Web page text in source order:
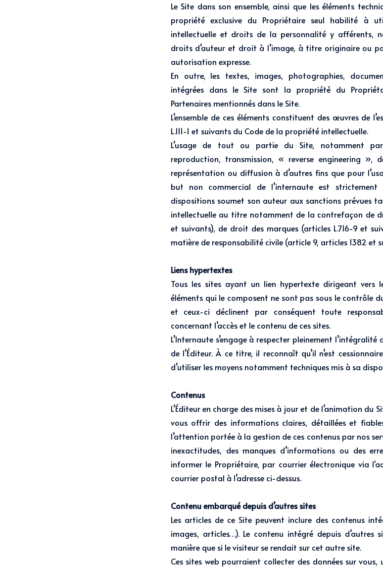
Le Site dans son ensemble, ainsi que les éléments
propriété exclusive du Propriétaire seul habilité à
intellectuelle et droits de la personnalité y afférents,
droits d’auteur et droit à l’image, à titre originaire ou
autorisation expresse.
En outre, les textes, images, photographies,
intégrées dans le Site sont la propriété du
Partenaires mentionnés dans le Site.
L’ensemble de ces éléments constituent des œuvres de
L.111-1 et suivants du Code de la propriété intellectuelle.
L’usage de tout ou partie du Site, notamment par
reproduction, transmission, « reverse engineering »,
représentation ou diffusion à d’autres fins que pour
but non commercial de l’internaute est
dispositions soumet son auteur aux sanctions prévues
intellectuelle au titre notamment de la contrefaçon de
et suivants), de droit des marques (articles L.716-9 et
matière de responsabilité civile (article 9, articles 1382 et
Liens hypertextes
Tous les sites ayant un lien hypertexte dirigeant vers
éléments qui le composent ne sont pas sous le contrôle
et ceux-ci déclinent par conséquent toute
concernant l’accès et le contenu de ces sites.
L’Internaute s’engage à respecter pleinement
de l’Éditeur. À ce titre, il reconnaît qu’il n’est
d’utiliser les moyens notamment techniques mis à sa
Contenus
L’Éditeur en charge des mises à jour et de l’animation
vous offrir des informations claires, détaillées et
l’attention portée à la gestion de ces contenus par nos
inexactitudes, des manques d’informations ou des
informer le Propriétaire, par courrier électronique via
courrier postal à l’adresse ci-dessus.
Contenu embarqué depuis d’autres sites
Les articles de ce Site peuvent inclure des contenus
images, articles…). Le contenu intégré depuis d’autres
manière que si le visiteur se rendait sur cet autre site.
Ces sites web pourraient collecter des données sur